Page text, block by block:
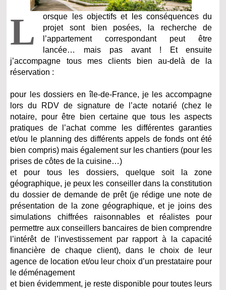
L
orsque les objectifs et les conséquences du
projet sont bien posées, la recherche de
l’appartement correspondant peut être
lancée… mais pas avant ! Et ensuite
j’accompagne tous mes clients bien au-delà de la
réservation :
pour les dossiers en île-de-France, je les accompagne
lors du RDV de signature de l’acte notarié (chez le
notaire, pour être bien certaine que tous les aspects
pratiques de l’achat comme les différentes garanties
et/ou le planning des différents appels de fonds ont été
bien compris) mais également sur les chantiers (pour les
prises de côtes de la cuisine…)
et pour tous les dossiers, quelque soit la zone
géographique, je peux les conseiller dans la constitution
du dossier de demande de prêt (je rédige une note de
présentation de la zone géographique, et je joins des
simulations chiffrées raisonnables et réalistes pour
permettre aux conseillers bancaires de bien comprendre
l’intérêt de l’investissement par rapport à la capacité
financière de chaque client), dans le choix de leur
agence de location et/ou leur choix d’un prestataire pour
le déménagement
et bien évidemment, je reste disponible pour toutes leurs